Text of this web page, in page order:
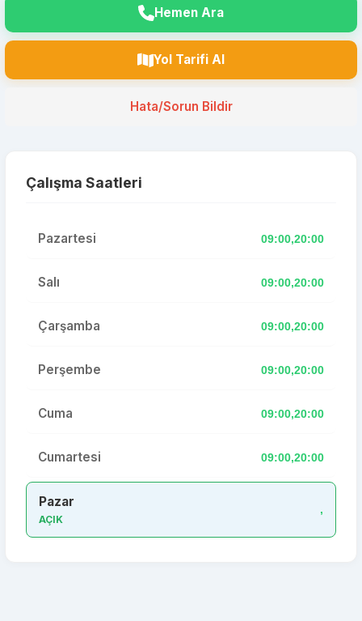
Hemen Ara
Yol Tarifi Al
Hata/Sorun Bildir
Çalışma Saatleri
Pazartesi 09:00,20:00
Salı 09:00,20:00
Çarşamba 09:00,20:00
Perşembe 09:00,20:00
Cuma 09:00,20:00
Cumartesi 09:00,20:00
Pazar
AÇIK
,